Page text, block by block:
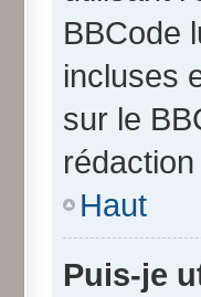
BBCode
incluses
sur le
Haut
Puis-je